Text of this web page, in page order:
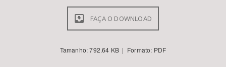
FAÇA O DOWNLOAD
Tamanho: 792.64 KB | Formato: PDF